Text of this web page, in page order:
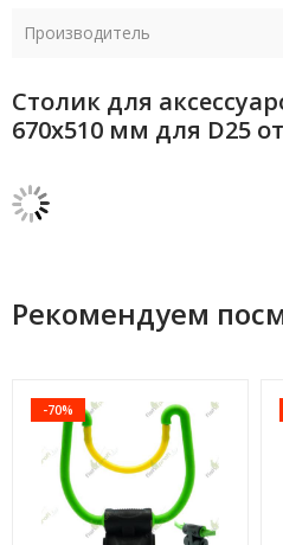
Производитель
Столик для
670х510 мм для D25
Рекомендуем
-70%